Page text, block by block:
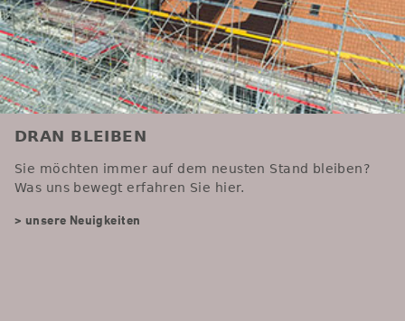
DRAN BLEIBEN
Sie möchten immer auf dem neusten Stand bleiben?
Was uns bewegt erfahren Sie hier.
> unsere Neuigkeiten